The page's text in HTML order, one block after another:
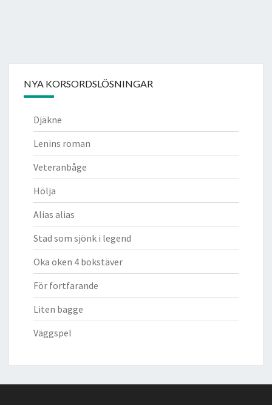
NYA KORSORDSLÖSNINGAR
Djäkne
Lenins roman
Veteranbåge
Hölja
Alias alias
Stad som sjönk i legend
Oka öken 4 bokstäver
För fortfarande
Liten bagge
Väggspel